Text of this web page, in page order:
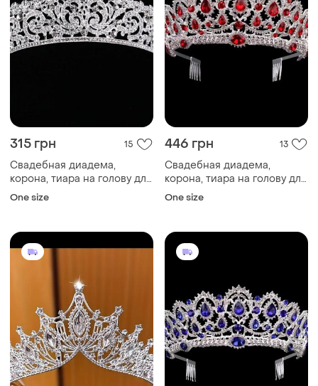
315 грн 15
Свадебная диадема,
корона, тиара на голову для
невесты посеребрение
One size
446 грн 13
Свадебная диадема,
корона, тиара на голову для
невесты посеребрение
One size